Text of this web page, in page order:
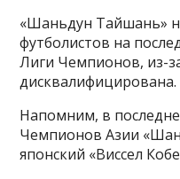
«Шаньдун Тайшань»
футболистов на
Лиги Чемпионов, из-
дисквалифицирована.
Напомним, в
Чемпионов Азии
японский «Виссел